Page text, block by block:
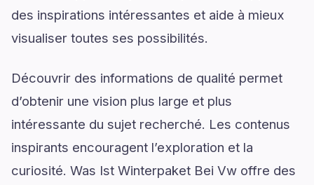
des inspirations intéressantes et aide à mieux
visualiser toutes ses possibilités.
Découvrir des informations de qualité permet
d’obtenir une vision plus large et plus
intéressante du sujet recherché. Les contenus
inspirants encouragent l’exploration et la
curiosité. Was Ist Winterpaket Bei Vw offre des